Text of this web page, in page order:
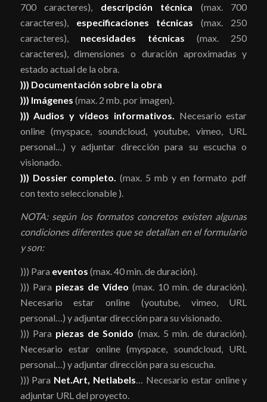
700 caracteres), descripción técnica (max. 700
caracteres), especificaciones técnicas (max. 250
caracteres), necesidades técnicas (max. 250
caracteres), dimensiones o duración aproximadas y
estado actual de la obra.
))) Documentación sobre la obra
))) Imágenes (max. 2 mb. por imagen).
))) Audios y vídeos informativos.
Necesario estar
online (myspace, soundcloud, youtube, vimeo, URL
personal…) y adjuntar dirección para su escucha o
visionado.
))) Dossier completo. (max. 5 mb y en formato .pdf
con texto seleccionable ).
NOTA: según los formatos concretos existen algunas
condicionesdiferentes que se detallan en el formulario
y son:
))) Para eventos (max. 40 min. de duración).
))) Para piezas de Vídeo (max. 10 min. de duración).
Necesario estar online (youtube, vimeo, URL
personal…) y adjuntar dirección para su visionado.
))) Para piezas de Sonido (max. 5 min. de duración).
Necesario estar online (myspace, soundcloud, URL
personal…) y adjuntar dirección para su escucha.
))) Para Net.Art, Netlabels… Necesario estar online y
adjuntar URL del proyecto.